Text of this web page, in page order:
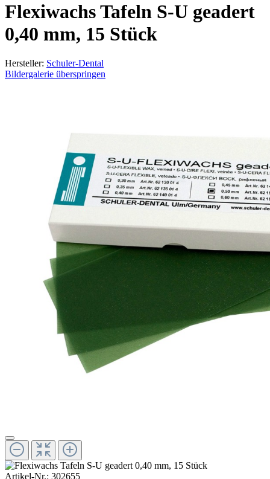
Flexiwachs Tafeln S-U geadert
0,40 mm, 15 Stück
Hersteller: Schuler-Dental
Bildergalerie überspringen
Artikel-Nr.: 302655